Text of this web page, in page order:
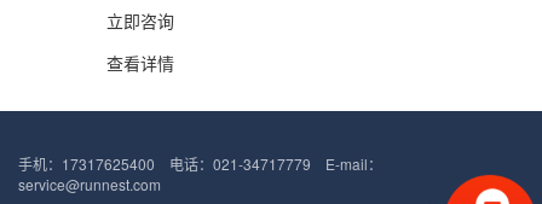
立即咨询
查看详情
手机：17317625400 电话：021-34717779 E-mail：
service@runnest.com